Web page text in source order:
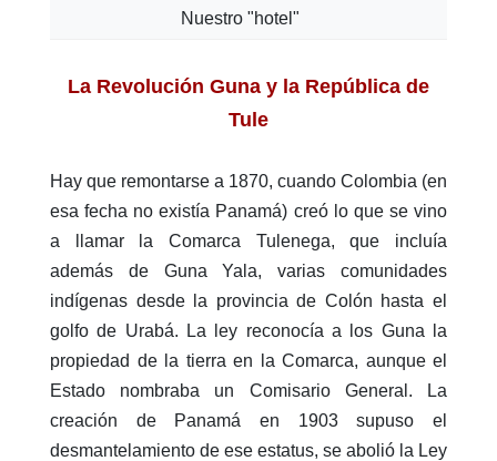
Nuestro "hotel"
La Revolución Guna y la República de
Tule
Hay que remontarse a 1870, cuando Colombia (en
esa fecha no existía Panamá) creó lo que se vino
a llamar la Comarca Tulenega, que incluía
además de Guna Yala, varias comunidades
indígenas desde la provincia de Colón hasta el
golfo de Urabá. La ley reconocía a los Guna la
propiedad de la tierra en la Comarca, aunque el
Estado nombraba un Comisario General. La
creación de Panamá en 1903 supuso el
desmantelamiento de ese estatus, se abolió la Ley